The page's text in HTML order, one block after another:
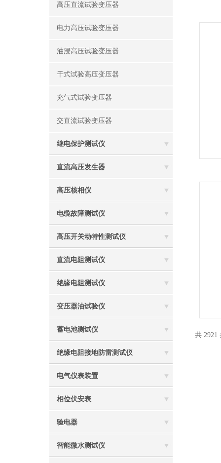
高压直流试验变压器
电力高压试验变压器
油浸高压试验变压器
干式试验高压变压器
充气式试验变压器
交直流试验变压器
继电保护测试仪
直流高压发生器
高压核相仪
电缆故障测试仪
高压开关动特性测试仪
直流电阻测试仪
绝缘电阻测试仪
变压器油试验仪
蓄电池测试仪
绝缘电阻接地防雷测试仪
电气仪表装置
相位伏安表
验电器
智能微水测试仪
共 2921